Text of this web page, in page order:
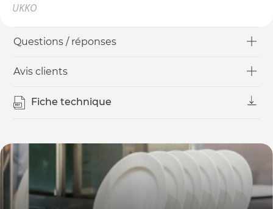
Questions / réponses
Avis clients
Fiche technique
UKKO